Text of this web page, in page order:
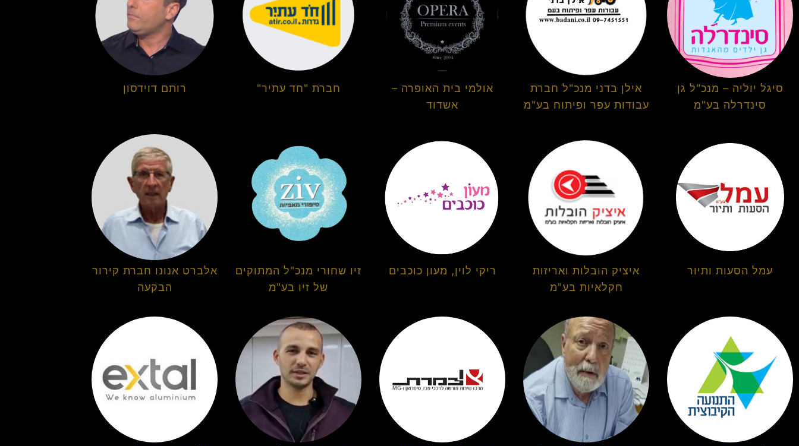
סיגל יוליה – מנכ"ל גן
סינדרלה בע"מ
אילן בדני מנכ"ל חברת
עבודות עפר ופיתוח בע"מ
אולמי בית האופרה –
אשדוד
חברת "חד עתיר" רותם דוידסון
עמל הסעות ותיור
איציק הובלות ואריזות
חקלאיות בע"מ
ריקי לוין, מעון כוכבים
זיו שחורי מנכ"ל המתוקים
של זיו בע"מ
אלברט אנונו חברת קירור
הבקעה